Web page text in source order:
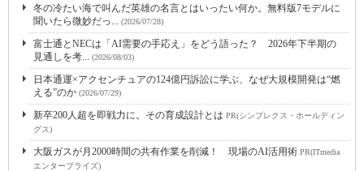
冬の冷たい海で叫んだ英雄の名言とはいったい何か。無料版7モデルに
聞いたら微妙だっ... (2026/07/28)
富士通とNECは「AI需要の手応え」をどう語った？ 2026年下半期の
見通しを考... (2026/08/03)
日本通運×アクセンチュアの124億円訴訟に学ぶ、なぜ大規模開発は“燃
える”のか (2026/07/29)
新卒200人超を即戦力に。その育成設計とは PR(シンプレクス・ホールディン
グス)
大阪ガスが月2000時間の共有作業を削減！ 現場のAI活用術 PR(ITmedia
エンタープライズ)